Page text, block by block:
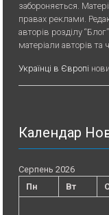
забороняється.
правах реклами.
авторів розділу
матеріали авторів та
Українці в Європі
Календар
Серпень 2026
Пн
Вт